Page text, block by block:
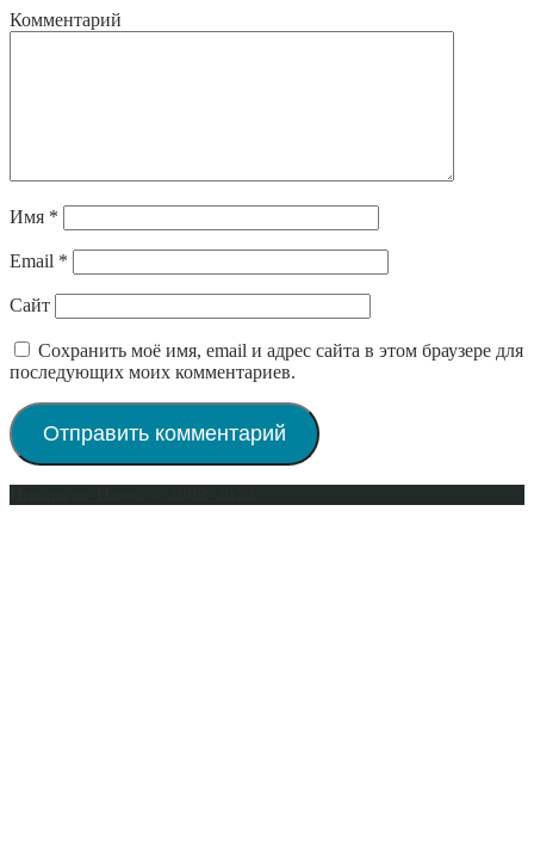
Комментарий
Имя *
Email *
Сайт
Сохранить моё имя, email и адрес сайта в этом браузере для
последующих моих комментариев.